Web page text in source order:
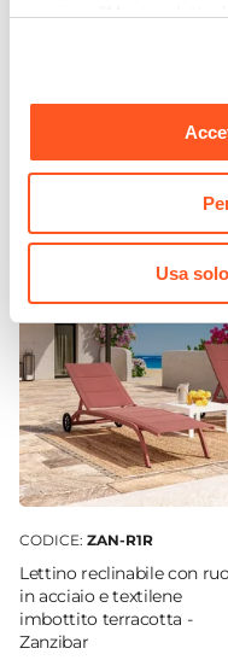
sezione "Mostra
momento. Per
nostraCookie Policy.
Usa
Colore Tendalino
Tendalino
Grammatura
160 g/mq
Grammatura
160 g/mq
Tavolino da giardino
rotondo 70 cm in acciaio
tortora - Lagon
CODICE: ZAN-R1R
Lettino reclinabile con
in acciaio e textilene
imbottito terracotta -
Zanzibar